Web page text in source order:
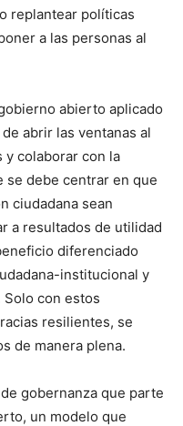
replantear políticas
a las personas al
abierto aplicado
abrir las ventanas al
colaborar con la
se debe centrar en que
ciudadana sean
a resultados de utilidad
diferenciado
institucional y
con estos
resilientes, se
de manera plena.
gobernanza que parte
un modelo que